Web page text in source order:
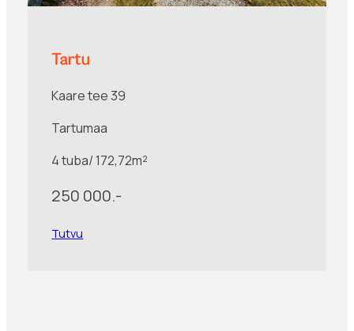
Tartu
Kaare tee 39
Tartumaa
4 tuba/ 172,72m²
250 000.-
Tutvu